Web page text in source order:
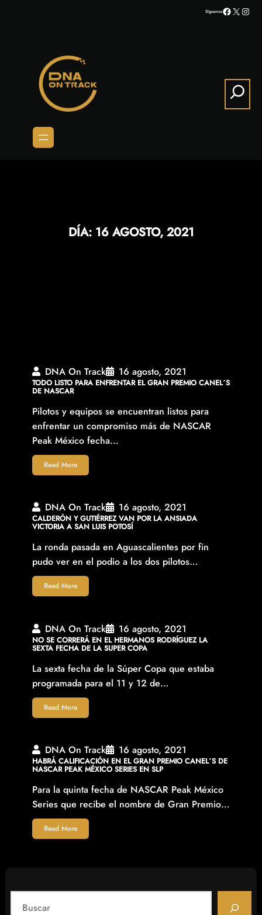
SíguenosFacebook
X
Search
DÍA: 16 AGOSTO, 2021
DNA On Track 16 agosto, 2021
TODO LISTO PARA ENFRENTAR EL GRAN PREMIO CANEL´S
DE NASCAR
Pilotos y equipos se encuentran listos para
enfrentar un compromiso más de NASCAR
Peak México fecha…
Read More
DNA On Track 16 agosto, 2021
CALDERÓN Y GUTIÉRREZ VAN POR LA ANSIADA
VICTORIA A SAN LUIS POTOSÍ
La ronda pasada en Aguascalientes por fin
pudo ver en el podio a los dos pilotos…
Read More
DNA On Track 16 agosto, 2021
NO SE CORRERÁ EN EL HERMANOS RODRÍGUEZ LA
SEXTA FECHA DE LA SUPER COPA
La sexta fecha de la Súper Copa que estaba
programada para el 11 y 12 de…
Read More
DNA On Track 16 agosto, 2021
HABRÁ CALIFICACIÓN EN EL GRAN PREMIO CANEL´S DE
NASCAR PEAK MÉXICO SERIES EN SLP
Para la quinta fecha de NASCAR Peak México
Series que recibe el nombre de Gran Premio…
Read More